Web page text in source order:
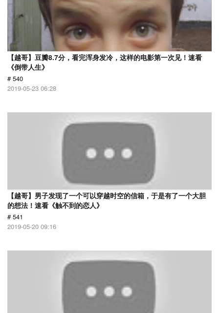
【越哥】豆瓣8.7分，看完浑身发冷，这样的电影第一次见！速看
《倒带人生》
# 540
2019-05-23 06:28
【越哥】男子发现了一个可以穿越时空的信箱，于是有了一个大胆
的想法！速看《触不到的恋人》
# 541
2019-05-20 09:16